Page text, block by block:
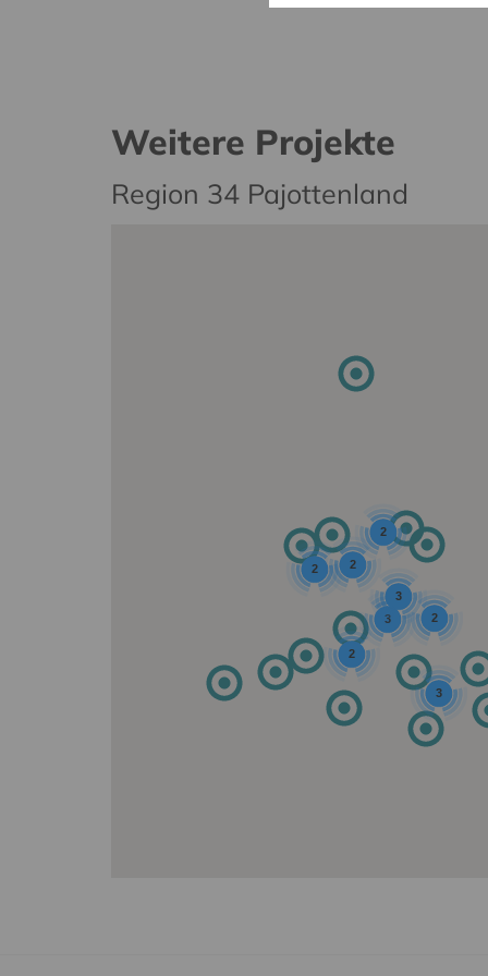
Weitere Projekte
Region 34 Pajottenland
2
2
3 2
2
3
3
2